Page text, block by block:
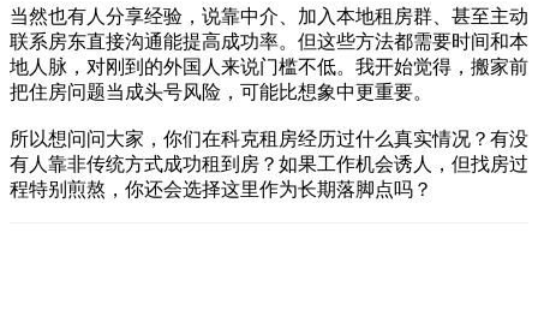
当然也有人分享经验，说靠中介、加入本地租房群、甚至主动
联系房东直接沟通能提高成功率。但这些方法都需要时间和本
地人脉，对刚到的外国人来说门槛不低。我开始觉得，搬家前
把住房问题当成头号风险，可能比想象中更重要。
所以想问问大家，你们在科克租房经历过什么真实情况？有没
有人靠非传统方式成功租到房？如果工作机会诱人，但找房过
程特别煎熬，你还会选择这里作为长期落脚点吗？